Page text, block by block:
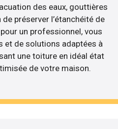
des eaux, gouttières
préserver l’étanchéité de
un professionnel, vous
et de solutions adaptées à
une toiture en idéal état
de votre maison.